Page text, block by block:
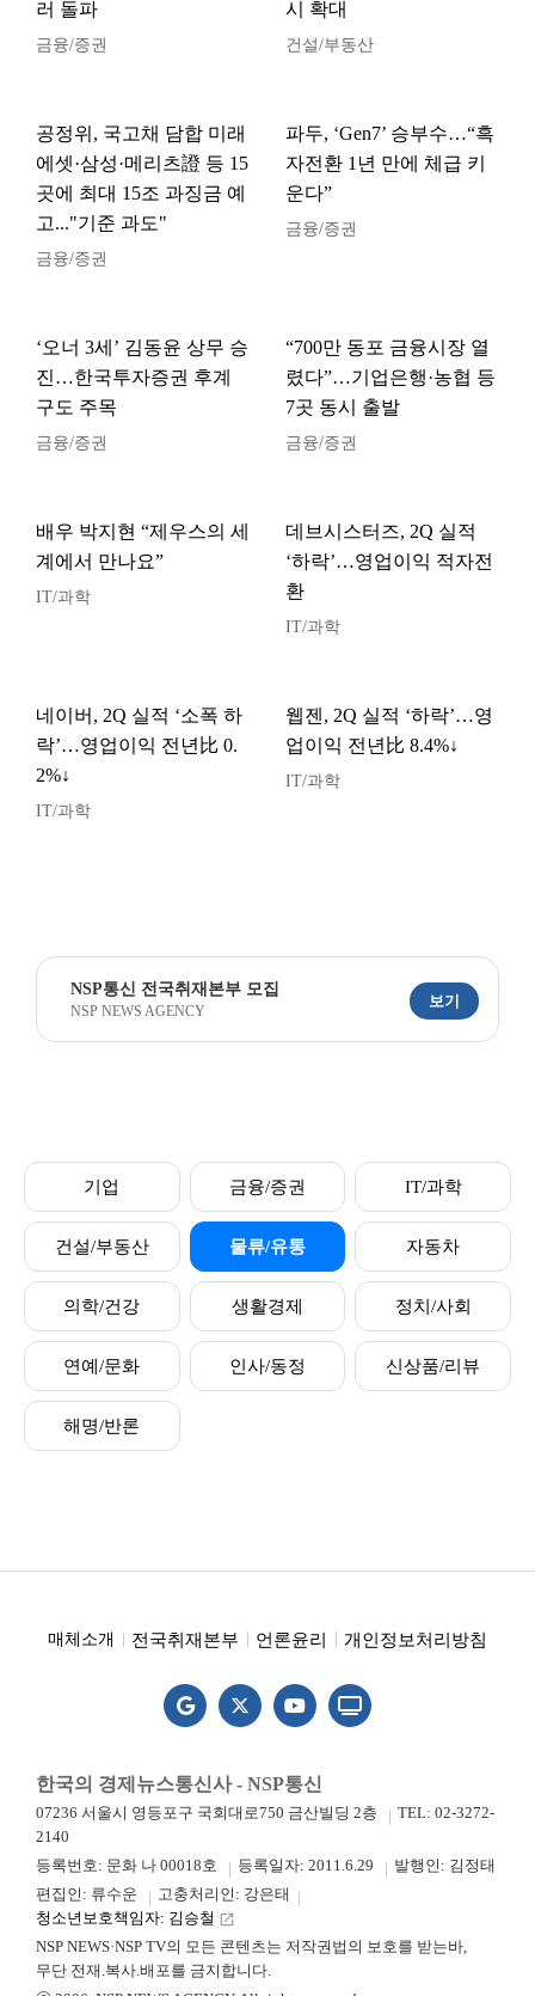
러 돌파
금융/증권
시 확대
건설/부동산
공정위, 국고채 담합 미래
에셋·삼성·메리츠證 등 15
곳에 최대 15조 과징금 예
고..."기준 과도"
금융/증권
파두, ‘Gen7’ 승부수…“흑
자전환 1년 만에 체급 키
운다”
금융/증권
‘오너 3세’ 김동윤 상무 승
진…한국투자증권 후계
구도 주목
금융/증권
“700만 동포 금융시장 열
렸다”…기업은행·농협 등
7곳 동시 출발
금융/증권
배우 박지현 “제우스의 세
계에서 만나요”
IT/과학
데브시스터즈, 2Q 실적
‘하락’…영업이익 적자전
환
IT/과학
네이버, 2Q 실적 ‘소폭 하
락’…영업이익 전년比 0.
2%↓
IT/과학
웹젠, 2Q 실적 ‘하락’…영
업이익 전년比 8.4%↓
IT/과학
NSP통신 전국취재본부 모집
NSP NEWS AGENCY
보기
기업 금융/증권 IT/과학
건설/부동산 물류/유통 자동차
의학/건강 생활경제 정치/사회
연예/문화 인사/동정 신상품/리뷰
해명/반론
매체소개 전국취재본부 언론윤리 개인정보처리방침
한국의 경제뉴스통신사 - NSP통신
07236 서울시 영등포구 국회대로750 금산빌딩 2층
TEL: 02-3272-
2140
등록번호: 문화 나 00018호
등록일자: 2011.6.29
발행인: 김정태
편집인: 류수운
고충처리인: 강은태
청소년보호책임자: 김승철 launch
NSP NEWS·NSP TV의 모든 콘텐츠는 저작권법의 보호를 받는바,
무단 전재.복사.배포를 금지합니다.